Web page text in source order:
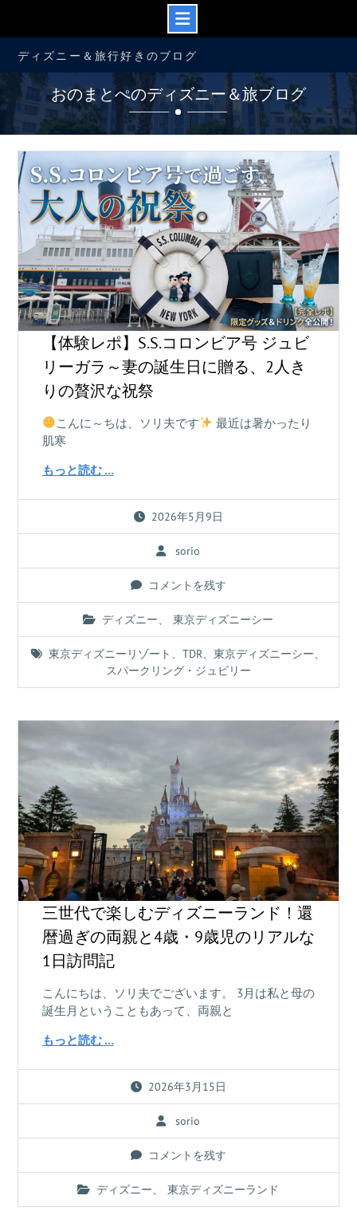
ン
ツ
へ
ディズニー＆旅行好きのブログ
おのまとぺのディズニー＆旅ブログ
【体験レポ】S.S.コロンビア号 ジュビ
リーガラ～妻の誕生日に贈る、2人き
りの贅沢な祝祭
こんに～ちは、ソリ夫です
最近は暑かったり
肌寒
もっと読む …
2026年5月9日
sorio
コメントを残す
ディズニー、 東京ディズニーシー
東京ディズニーリゾート 、TDR、東京ディズニーシー、
スパークリング・ジュビリー
三世代で楽しむディズニーランド！還
暦過ぎの両親と4歳・9歳児のリアルな
1日訪問記
こんにちは、ソリ夫でございます。 3月は私と母の
誕生月ということもあって、両親と
もっと読む …
2026年3月15日
sorio
コメントを残す
ディズニー、 東京ディズニーランド